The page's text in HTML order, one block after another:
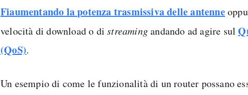
Fiaumentando la potenza trasmissiva delle antenne
velocità di download o distreamingandando ad agire sul
(QoS).
Un esempio di come le funzionalità di un router possano